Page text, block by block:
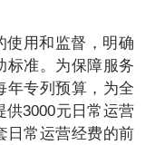
使用和监督，明确
标准。为保障服务
年专列预算，为全
供3000元日常运营
日常运营经费的前